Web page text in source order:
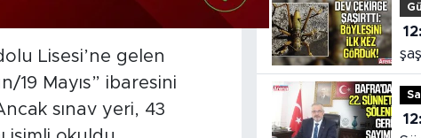
Lisesi’ne gelen
19 Mayıs” ibaresini
sınav yeri, 43